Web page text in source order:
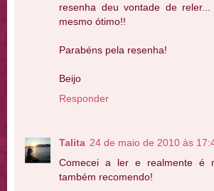
resenha deu vontade de
mesmo ótimo!!
Parabéns pela resenha!
Beijo
Responder
Talita 24 de maio de 2010 às
Comecei a ler e realmente é
também recomendo!